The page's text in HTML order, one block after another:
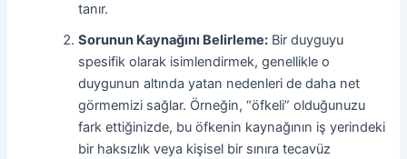
tanır.
Sorunun Kaynağını Belirleme: Bir duyguyu
spesifik olarak isimlendirmek, genellikle o
duygunun altında yatan nedenleri de daha net
görmemizi sağlar. Örneğin, “öfkeli” olduğunuzu
fark ettiğinizde, bu öfkenin kaynağının iş yerindeki
bir haksızlık veya kişisel bir sınıra tecavüz